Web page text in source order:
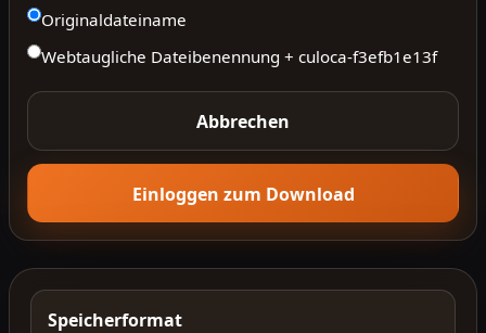
Originaldateiname
Webtaugliche Dateibenennung + culoca-f3efb1e13f
Abbrechen
Einloggen zum Download
Speicherformat